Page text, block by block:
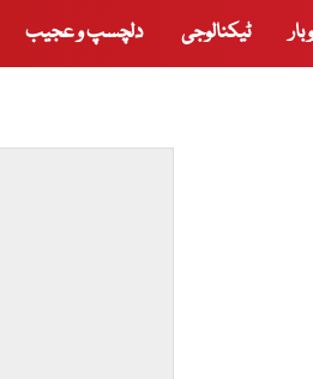
ٹیکنالوجی دلچسپ و عجیب